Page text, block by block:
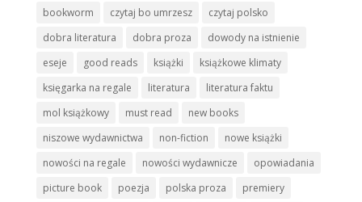
bookworm
czytaj bo umrzesz
czytaj polsko
dobra literatura
dobra proza
dowody na istnienie
eseje
good reads książki
książkowe klimaty
księgarka na regale
literatura
literatura faktu
mol książkowy
must read
new books
niszowe wydawnictwa
non-fiction
nowe książki
nowości na regale
nowości wydawnicze
opowiadania
picture book
poezja polska proza
premiery